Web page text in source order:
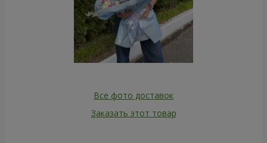
Все фото доставок
Заказать этот товар